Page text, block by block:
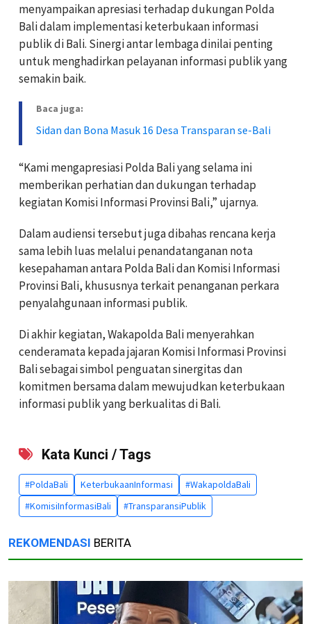
menyampaikan apresiasi terhadap dukungan Polda
Bali dalam implementasi keterbukaan informasi
publik di Bali. Sinergi antar lembaga dinilai penting
untuk menghadirkan pelayanan informasi publik yang
semakin baik.
Baca juga:
Sidan dan Bona Masuk 16 Desa Transparan se-Bali
“Kami mengapresiasi Polda Bali yang selama ini
memberikan perhatian dan dukungan terhadap
kegiatan Komisi Informasi Provinsi Bali,” ujarnya.
Dalam audiensi tersebut juga dibahas rencana kerja
sama lebih luas melalui penandatanganan nota
kesepahaman antara Polda Bali dan Komisi Informasi
Provinsi Bali, khususnya terkait penanganan perkara
penyalahgunaan informasi publik.
Di akhir kegiatan, Wakapolda Bali menyerahkan
cenderamata kepada jajaran Komisi Informasi Provinsi
Bali sebagai simbol penguatan sinergitas dan
komitmen bersama dalam mewujudkan keterbukaan
informasi publik yang berkualitas di Bali.
Kata Kunci / Tags
#PoldaBali KeterbukaanInformasi
#WakapoldaBali
#KomisiInformasiBali
#TransparansiPublik
REKOMENDASI BERITA